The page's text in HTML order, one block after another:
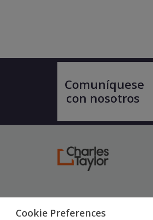
Comuníquese
con nosotros
© Copyright 2026 Charles Taylor
Cookie Preferences